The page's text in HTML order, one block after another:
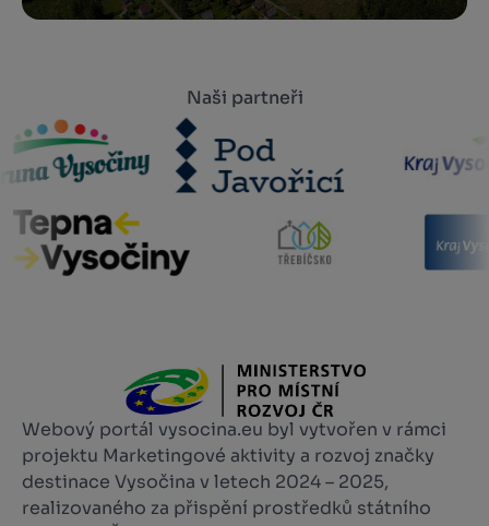
Naši partneři
Webový portál vysocina.eu byl vytvořen v rámci
projektu Marketingové aktivity a rozvoj značky
destinace Vysočina v letech 2024 – 2025,
realizovaného za přispění prostředků státního